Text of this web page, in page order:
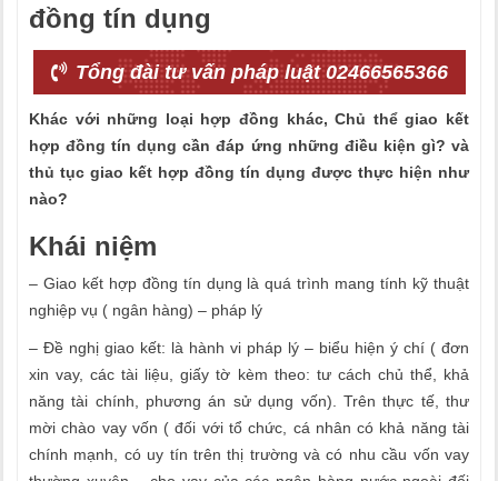
đồng tín dụng
Tổng đài tư vấn pháp luật 02466565366
Khác với những loại hợp đồng khác, Chủ thể giao kết
hợp đồng tín dụng cần đáp ứng những điều kiện gì? và
thủ tục giao kết hợp đồng tín dụng được thực hiện như
nào?
Khái niệm
– Giao kết hợp đồng tín dụng là quá trình mang tính kỹ thuật
nghiệp vụ ( ngân hàng) – pháp lý
– Đề nghị giao kết: là hành vi pháp lý – biểu hiện ý chí ( đơn
xin vay, các tài liệu, giấy tờ kèm theo: tư cách chủ thể, khả
năng tài chính, phương án sử dụng vốn). Trên thực tế, thư
mời chào vay vốn ( đối với tổ chức, cá nhân có khả năng tài
chính mạnh, có uy tín trên thị trường và có nhu cầu vốn vay